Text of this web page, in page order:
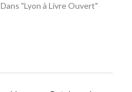
Dans "Lyon à Livre Ouvert"